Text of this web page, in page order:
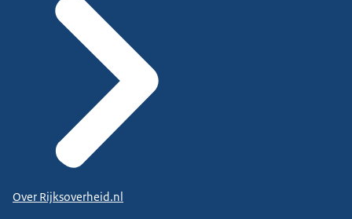
Over Rijksoverheid.nl